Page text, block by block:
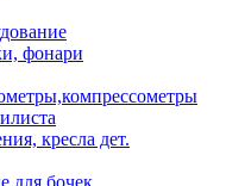
фонари
кресла дет.
для бочек